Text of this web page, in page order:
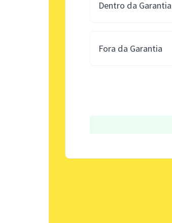
Dentro da Garantia
Fora da Garantia